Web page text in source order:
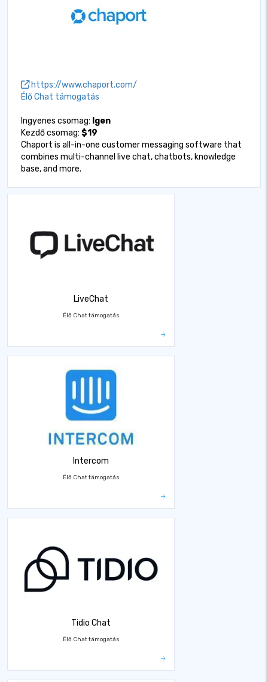
https://www.chaport.com/
Élő Chat támogatás
Ingyenes csomag: Igen
Kezdő csomag: $19
Chaport is all-in-one customer messaging software that
combines multi-channel live chat, chatbots, knowledge
base, and more.
LiveChat
Élő Chat támogatás
Intercom
Élő Chat támogatás
Tidio Chat
Élő Chat támogatás